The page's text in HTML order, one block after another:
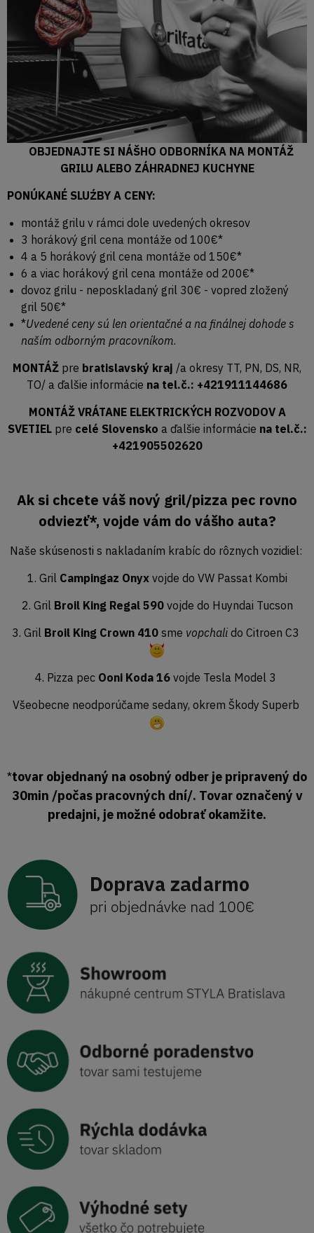
OBJEDNAJTE SI NÁŠHO ODBORNÍKA NA MONTÁŽ
GRILU ALEBO ZÁHRADNEJ KUCHYNE
PONÚKANÉ SLUŹBY A CENY:
montáž grilu v rámci dole uvedených okresov
3 horákový gril cena montáže od 100€*
4 a 5 horákový gril cena montáže od 150€*
6 a viac horákový gril cena montáže od 200€*
dovoz grilu - neposkladaný gril 30€ - vopred zložený
gril 50€*
*Uvedené ceny sú len orientačné a na finálnej dohode s
naším odborným pracovníkom.
MONTÁŽ pre bratislavský kraj /a okresy TT, PN, DS, NR,
TO/ a ďalšie informácie na tel.č.: +421911144686
MONTÁŽ VRÁTANE ELEKTRICKÝCH ROZVODOV A
SVETIEL pre celé Slovensko a ďalšie informácie na tel.č.:
+421905502620
Ak si chcete váš nový gril/pizza pec rovno
odviezť*, vojde vám do vášho auta?
Naše skúsenosti s nakladaním krabíc do rôznych vozidiel:
1. Gril Campingaz Onyx vojde do VW Passat Kombi
2. Gril Broil King Regal 590vojde do Huyndai Tucson
3. Gril Broil King Crown 410 sme vopchali do Citroen C3
4. Pizza pec Ooni Koda 16 vojde Tesla Model 3
Všeobecne neodporúčame sedany, okrem Škody Superb
*tovar objednaný na osobný odber je pripravený do
30min /počas pracovných dní/. Tovar označený v
predajni, je možné odobrať okamžite.